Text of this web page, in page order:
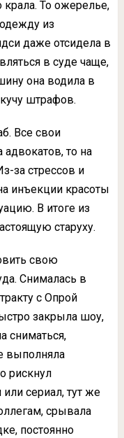
крала. То ожерелье,
из
даже отсидела в
в суде чаще,
она водила в
штрафов.
Все свои
адвокатов, то на
за стрессов и
инъекции красоты
В итоге из
старуху.
свою
Снималась в
с Опрой
закрыла шоу,
сниматься,
выполняла
рискнул
сериал, тут же
срывала
постоянно